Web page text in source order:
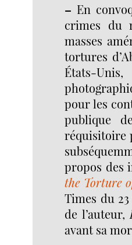
– En
crimes du
masses
tortures
États-
pour les
publique
réquisitoire
propos des
the Torture
Times du
de l’auteur,
avant sa